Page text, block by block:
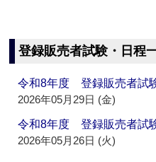
登録販売者試験・日程
令和8年度 登録販売者試
2026年05月29日 (金)
令和8年度 登録販売者試
2026年05月26日 (火)